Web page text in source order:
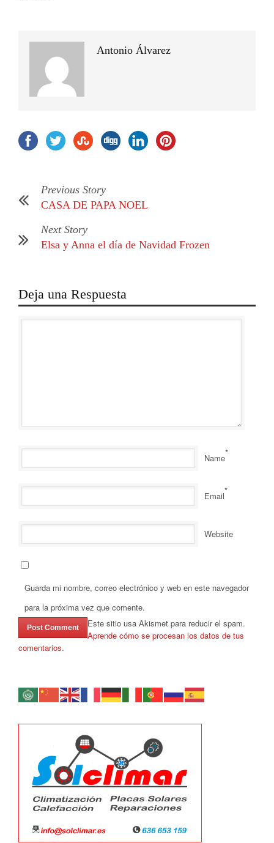
Antonio Álvarez
Previous Story
CASA DE PAPA NOEL
Next Story
Elsa y Anna el día de Navidad Frozen
Deja una Respuesta
Name*
Email*
Website
Guarda mi nombre, correo electrónico y web en este navegador
para la próxima vez que comente.
Este sitio usa Akismet para reducir el spam.
Aprende cómo se procesan los datos de tus
comentarios.